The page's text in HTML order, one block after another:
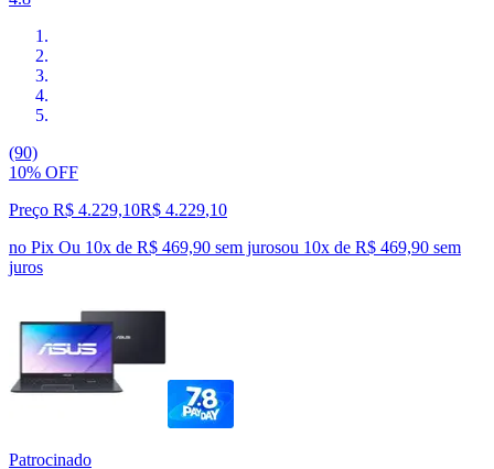
(90)
10% OFF
Preço R$ 4.229,10R$ 4.229,10
no Pix Ou 10x de R$ 469,90 sem jurosou 10x de R$ 469,90 sem
juros
Patrocinado